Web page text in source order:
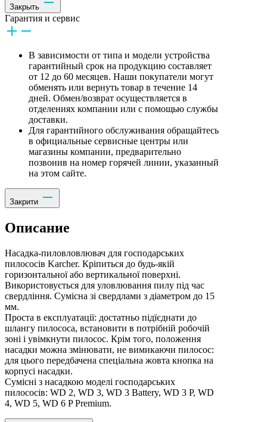
Закрыть
Гарантия и сервис
В зависимости от типа и модели устройства
гарантийный срок на продукцию составляет
от 12 до 60 месяцев. Наши покупатели могут
обменять или вернуть товар в течение 14
дней. Обмен/возврат осуществляется в
отделениях компании или с помощью службы
доставки.
Для гарантийного обслуживания обращайтесь
в официальные сервисные центры или
магазины компании, предварительно
позвонив на номер горячей линии, указанный
на этом сайте.
Закрити
Описание
Насадка-пиловловлювач для господарських
пилососів Karcher. Кріпиться до будь-якій
горизонтальної або вертикальної поверхні.
Використовується для уловлювання пилу під час
свердління. Сумісна зі свердлами з діаметром до 15
мм.
Проста в експлуатації: достатньо підїєднати до
шлангу пилососа, встановити в потрібній робочій
зоні і увімкнути пилосос. Крім того, положення
насадки можна змінювати, не вимикаючи пилосос:
для цього передбачена спеціальна жовта кнопка на
корпусі насадки.
Сумісні з насадкою моделі господарських
пилососів: WD 2, WD 3, WD 3 Battery, WD 3 P, WD
4, WD 5, WD 6 P Premium.